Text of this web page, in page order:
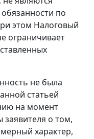
по
этом Налоговый
ограничивает
не была
статьей
на момент
заявителя о том,
характер,